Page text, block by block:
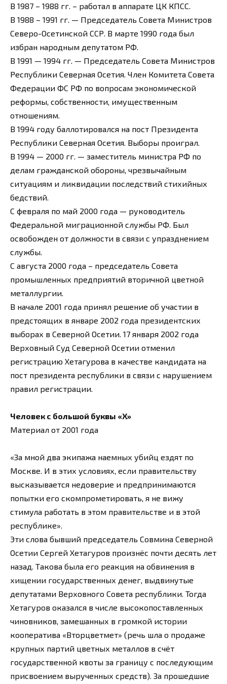
В 1987 – 1988 гг. – работал в аппарате ЦК КПСС.
В 1988 – 1991 гг. — Председатель Совета Министров
Северо-Осетинской ССР. В марте 1990 года был
избран народным депутатом РФ.
В 1991 — 1994 гг. — Председатель Совета Министров
Республики Северная Осетия. Член Комитета Совета
Федерации ФС РФ по вопросам экономической
реформы, собственности, имущественным
отношениям.
В 1994 году баллотировался на пост Президента
Республики Северная Осетия. Выборы проиграл.
В 1994 — 2000 гг. — заместитель министра РФ по
делам гражданской обороны, чрезвычайным
ситуациям и ликвидации последствий стихийных
бедствий.
С февраля по май 2000 года — руководитель
Федеральной миграционной службы РФ. Был
освобожден от должности в связи с упразднением
службы.
С августа 2000 года – председатель Совета
промышленных предприятий вторичной цветной
металлургии.
В начале 2001 года принял решение об участии в
предстоящих в январе 2002 года президентских
выборах в Северной Осетии. 17 января 2002 года
Верховный Суд Северной Осетии отменил
регистрацию Хетагурова в качестве кандидата на
пост президента республики в связи с нарушением
правил регистрации.
Человек с большой буквы «X»
Материал от 2001 года
«За мной два экипажа наемных убийц ездят по
Москве. И в этих условиях, если правительству
высказывается недоверие и предпринимаются
попытки его скомпрометировать, я не вижу
стимула работать в этом правительстве и в этой
республике».
Эти слова бывший председатель Совмина Северной
Осетии Сергей Хетагуров произнёс почти десять лет
назад. Такова была его реакция на обвинения в
хищении государственных денег, выдвинутые
депутатами Верховного Совета республики. Тогда
Хетагуров оказался в числе высокопоставленных
чиновников, замешанных в громкой истории
кооператива «Вторцветмет» (речь шла о продаже
крупных партий цветных металлов в счёт
государственной квоты за границу с последующим
присвоением вырученных средств). За прошедшие